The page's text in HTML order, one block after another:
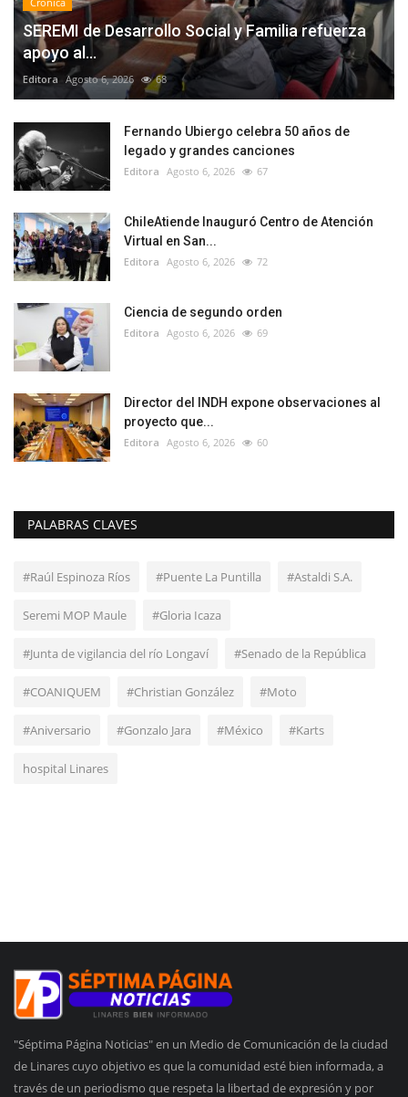
SEREMI de Desarrollo Social y Familia refuerza
apoyo al...
Editora Agosto 6, 2026 68
Fernando Ubiergo celebra 50 años de
legado y grandes canciones
Editora Agosto 6, 2026 67
ChileAtiende Inauguró Centro de Atención
Virtual en San...
Editora Agosto 6, 2026 72
Ciencia de segundo orden
Editora Agosto 6, 2026 69
Director del INDH expone observaciones al
proyecto que...
Editora Agosto 6, 2026 60
PALABRAS CLAVES
#Raúl Espinoza Ríos #Puente La Puntilla #Astaldi S.A.
Seremi MOP Maule #Gloria Icaza
#Junta de vigilancia del río Longaví #Senado de la República
#COANIQUEM #Christian González #Moto
#Aniversario #Gonzalo Jara #México #Karts
hospital Linares
"Séptima Página Noticias" en un Medio de Comunicación de la ciudad
de Linares cuyo objetivo es que la comunidad esté bien informada, a
través de un periodismo que respeta la libertad de expresión y por